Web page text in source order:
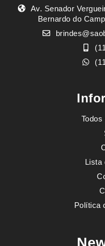
Av. Senador
Bernardo do
Lista
Política